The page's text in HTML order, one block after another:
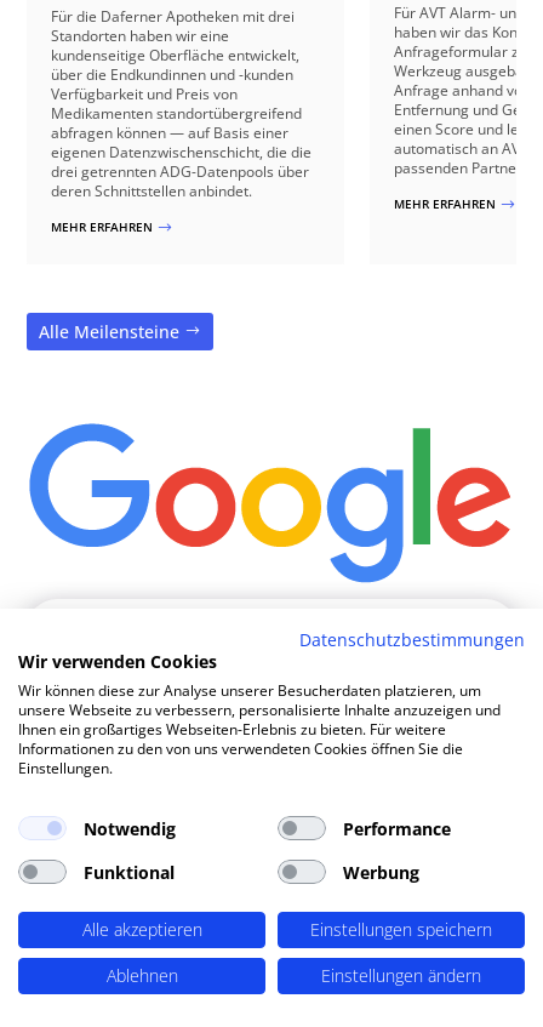
Für die Daferner Apotheken mit drei
Standorten haben wir eine
kundenseitige Oberfläche entwickelt,
über die Endkundinnen und -kunden
Verfügbarkeit und Preis von
Medikamenten standortübergreifend
abfragen können — auf Basis einer
eigenen Datenzwischenschicht, die die
drei getrennten ADG-Datenpools über
deren Schnittstellen anbindet.
MEHR ERFAHREN $
Für AVT Alarm- und
haben wir das
Anfrageformular zu
Werkzeug
Anfrage anhand von
Entfernung und
einen Score und
automatisch an AVT
passenden
MEHR ERFAHREN $
Alle Meilensteine
Wie komme ich in Google auf Seit|
TOP SEO DURCH DYNAMISCHE INHALTE
SEO-Agentur Ludwigshafen (Rhein) ?
PERIMETRIK®!
Methode entwickelt, die alle wesentlichen Bereiche
abdeckt: Recherche und Konzeption, technische
Optimierung, redaktionellen Support und regelmäßiges
SEO Monitoring. Unsere SEO-Leistungen umfassen u.A.:
Datenschutzbestimmungen
Wir verwenden Cookies
Wir können diese zur Analyse unserer Besucherdaten platzieren, um
unsere Webseite zu verbessern, personalisierte Inhalte anzuzeigen und
Ihnen ein großartiges Webseiten-Erlebnis zu bieten. Für weitere
Informationen zu den von uns verwendeten Cookies öffnen Sie die
Einstellungen.
Notwendig
Performance
Funktional
Werbung
Alle akzeptieren
Einstellungen speichern
Ablehnen
Einstellungen ändern